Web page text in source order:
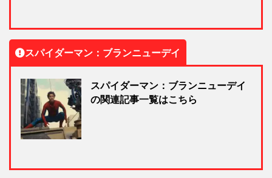
スパイダーマン：ブランニューデイ
スパイダーマン：ブランニューデイ
の関連記事一覧はこちら